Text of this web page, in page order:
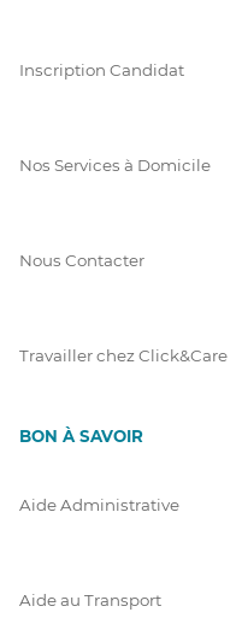
Inscription Candidat
Nos Services à Domicile
Nous Contacter
Travailler chez Click&Care
BON À SAVOIR
Aide Administrative
Aide au Transport